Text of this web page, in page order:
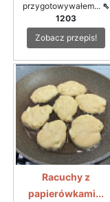
przygotowywałem... ⇖
1203
Zobacz przepis!
Racuchy z
papierówkami...